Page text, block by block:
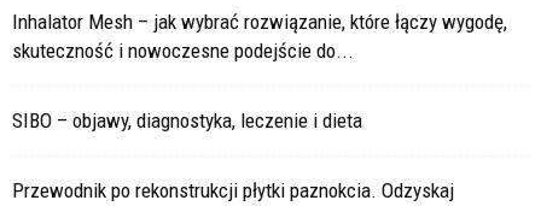
Inhalator Mesh – jak wybrać rozwiązanie, które łączy wygodę,
skuteczność i nowoczesne podejście do...
SIBO – objawy, diagnostyka, leczenie i dieta
Przewodnik po rekonstrukcji płytki paznokcia. Odzyskaj